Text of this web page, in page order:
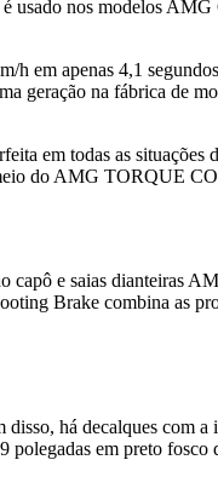
nos modelos
em apenas 4,1
geração na fábrica de
em todas as situações
do AMG TORQUE
​​e saias dianteiras
Brake combina as
há decalques com a
em preto fosco